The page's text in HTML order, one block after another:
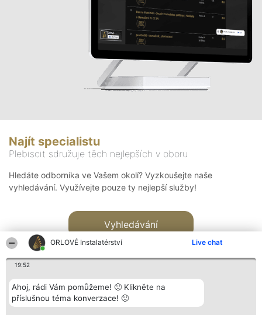
ORLOVÉ Instalatérství Live chat
19:52
Ahoj, rádi Vám pomůžeme! 🙂 Klikněte na
příslušnou téma konverzace! 🙂
Najít specialistu
Plebiscit sdružuje těch nejlepších v oboru
Hledáte odborníka ve Vašem okolí? Vyzkoušejte naše
vyhledávání. Využívejte pouze ty nejlepší služby!
Vyhledávání